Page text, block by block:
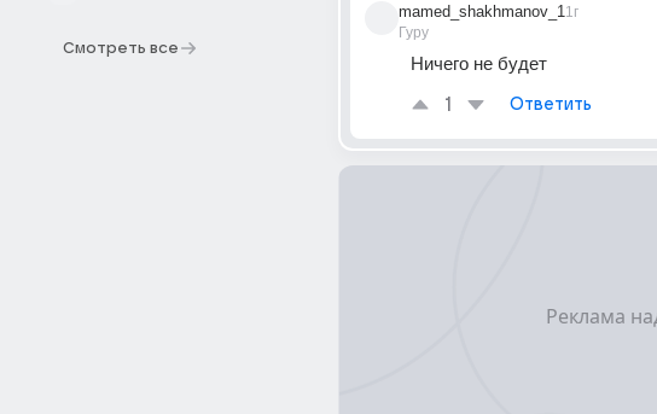
Смотреть все
mamed_shakhmanov_1
Гуру
1г
Ничего не будет
1 Ответить